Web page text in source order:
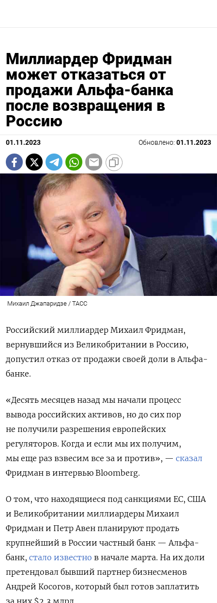
Миллиардер Фридман
может отказаться от
продажи Альфа-банка
после возвращения в
Россию
01.11.2023 Обновлено: 01.11.2023
Михаил Джапаридзе / ТАСС
Российский миллиардер Михаил Фридман,
вернувшийся из Великобритании в Россию,
допустил отказ от продажи своей доли в Альфа-
банке.
«Десять месяцев назад мы начали процесс
вывода российских активов, но до сих пор
не получили разрешения европейских
регуляторов. Когда и если мы их получим,
мы еще раз взвесим все за и против», — сказал
Фридман в интервью Bloomberg.
О том, что находящиеся под санкциями ЕС, США
и Великобритании миллиардеры Михаил
Фридман и Петр Авен планируют продать
крупнейший в России частный банк — Альфа-
банк, стало известно в начале марта. На их доли
претендовал бывший партнер бизнесменов
Андрей Косогов, который был готов заплатить
за них $2,3 млрд.